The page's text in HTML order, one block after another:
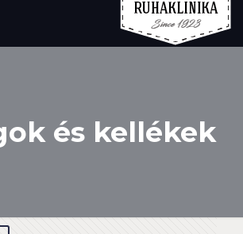
és kellékek